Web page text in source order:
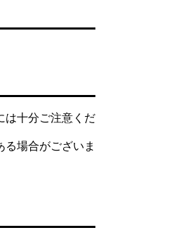
は十分ご注意くだ
る場合がございま